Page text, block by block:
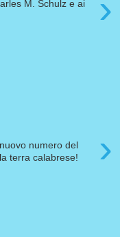
›
M. Schulz e ai
›
numero del
terra calabrese!